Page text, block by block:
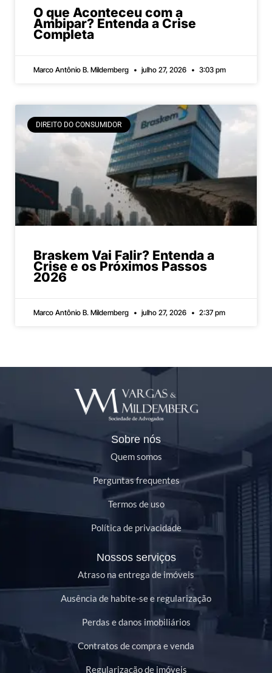
O que Aconteceu com a
Ambipar? Entenda a Crise
Completa
Marco Antônio B. Mildemberg julho 27, 2026 3:03 pm
DIREITO DO CONSUMIDOR
Braskem Vai Falir? Entenda a
Crise e os Próximos Passos
2026
Marco Antônio B. Mildemberg julho 27, 2026 2:37 pm
Sobre nós
Quem somos
Perguntas frequentes
Termos de uso
Política de privacidade
Nossos serviços
Atraso na entrega de imóveis
Ausência de habite-se e regularização
Perdas e danos imobiliários
Contratos de compra e venda
Regularização de imóveis